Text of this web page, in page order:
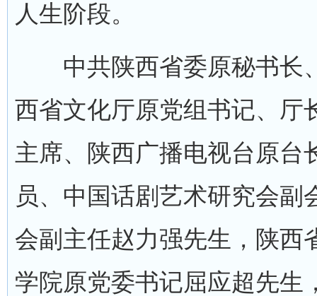
人生阶段。
中共陕西省委原秘书长
西省文化厅原党组书记、厅
主席、陕西广播电视台原台
员、中国话剧艺术研究会
会副主任赵力强先生，陕西
学院原党委书记屈应超先生